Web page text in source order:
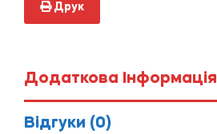
Друк
Додаткова Інформація
Відгуки (0)